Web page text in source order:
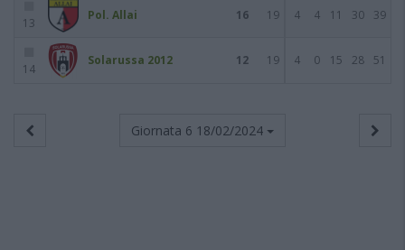
13
Pol. Allai 16 19 4 4 11 30 39
14
Solarussa 2012 12 19 4 0 15 28 51
Giornata 6 18/02/2024